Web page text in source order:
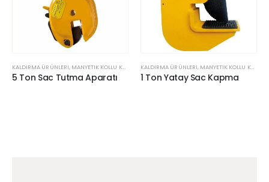
KALDIRMA ÜRÜNLERI, MANYETIK KOLLU KALDIRICI ,SAC KALDIRMA APARATLARI
5 Ton Sac Tutma Aparatı
KALDIRMA ÜRÜNLERI, MANYETIK KOLLU KALDIRICI
1 Ton Yatay Sac Kapma